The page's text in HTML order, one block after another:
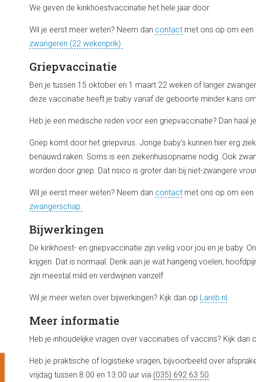
We geven de kinkhoestvaccinatie het hele jaar door.
Wil je eerst meer weten? Neem dan contactmet ons op om een
zwangeren (22 wekenprik).
Griepvaccinatie
Ben je tussen 15 oktober en 1 maart 22 weken of langer
deze vaccinatie heeft je baby vanaf de geboorte minder kans
Heb je een medische reden voor een griepvaccinatie? Dan haal
Griep komt door het griepvirus. Jonge baby’s kunnen hier erg
benauwd raken. Soms is een ziekenhuisopname nodig. Ook
worden door griep. Dat risico is groter dan bij niet-zwangere
Wil je eerst meer weten? Neem dan contactmet ons op om een
zwangerschap.
Bijwerkingen
De kinkhoest- en griepvaccinatie zijn veilig voor jou en je baby.
krijgen. Dat is normaal. Denk aan je wat hangerig voelen,
zijn meestal mild en verdwijnen vanzelf.
Wil je meer weten over bijwerkingen? Kijk dan op Lareb.nl.
Meer informatie
Heb je inhoudelijke vragen over vaccinaties of vaccins? Kijk dan
Heb je praktische of logistieke vragen, bijvoorbeeld over
vrijdag tussen 8.00 en 13.00 uur via (035) 692 63 50.